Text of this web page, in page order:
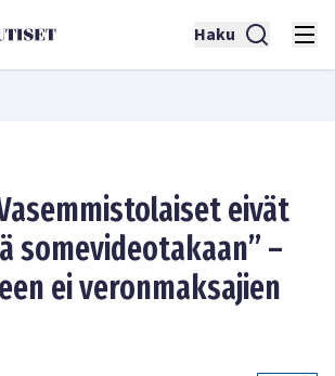
Haku
eivät
somevideotakaan” –
ei veronmaksajien